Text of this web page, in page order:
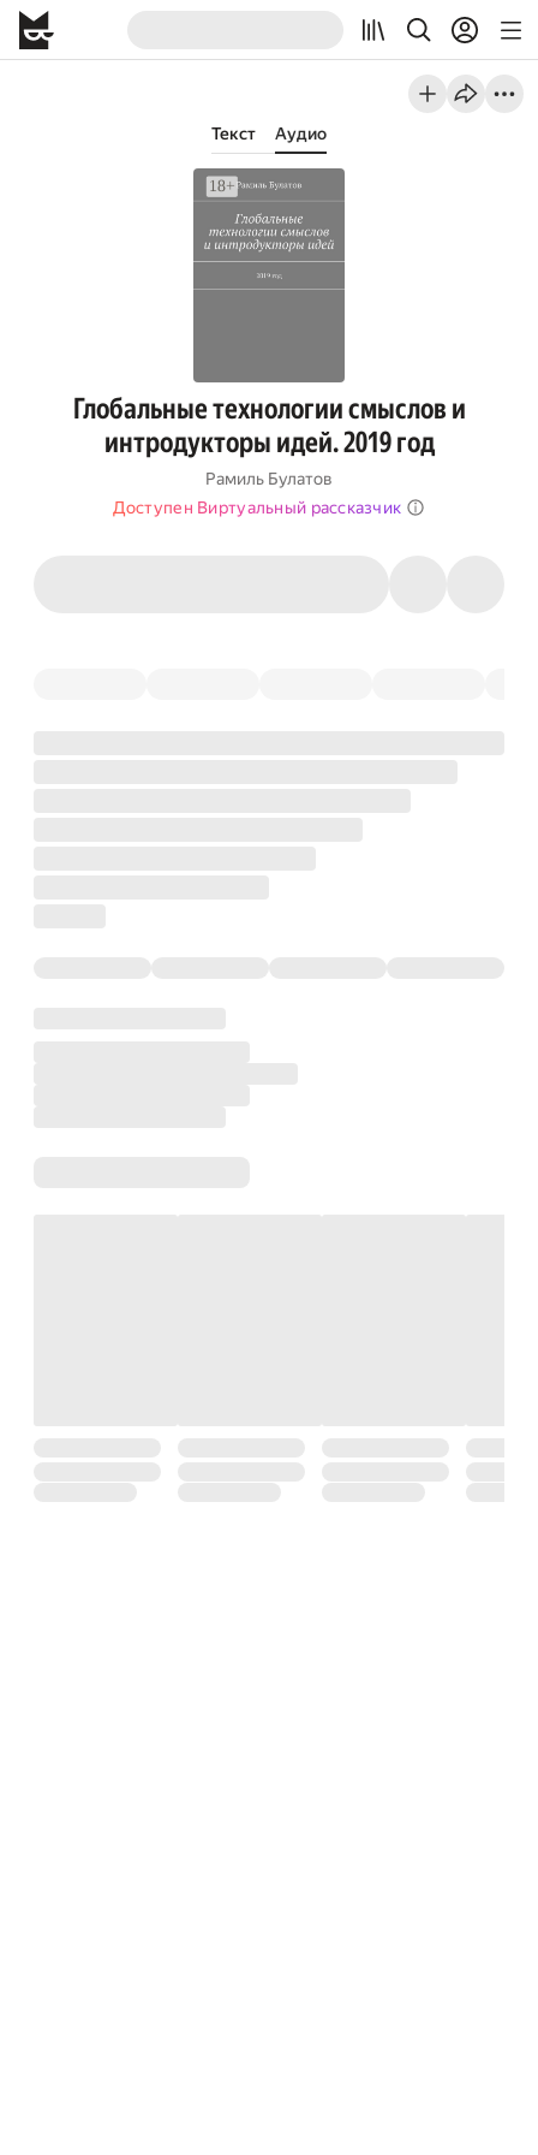
Текст Аудио
Глобальные технологии смыслов и
интродукторы идей. 2019 год
Рамиль Булатов
Доступен Виртуальный рассказчик